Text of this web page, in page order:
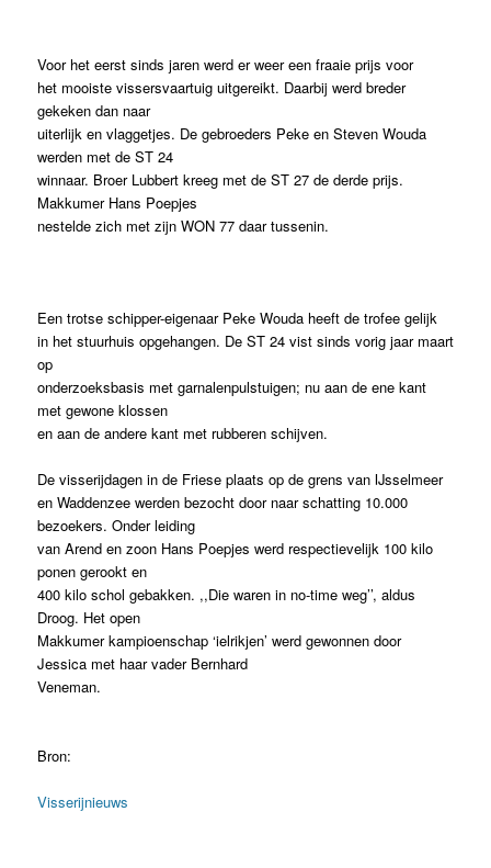
Voor het eerst sinds jaren werd er weer een fraaie prijs voor
het mooiste vissersvaartuig uitgereikt. Daarbij werd breder
gekeken dan naar
uiterlijk en vlaggetjes. De gebroeders Peke en Steven Wouda
werden met de ST 24
winnaar. Broer Lubbert kreeg met de ST 27 de derde prijs.
Makkumer Hans Poepjes
nestelde zich met zijn WON 77 daar tussenin.
Een trotse schipper-eigenaar Peke Wouda heeft de trofee gelijk
in het stuurhuis opgehangen. De ST 24 vist sinds vorig jaar maart
op
onderzoeksbasis met garnalenpulstuigen; nu aan de ene kant
met gewone klossen
en aan de andere kant met rubberen schijven.
De visserijdagen in de Friese plaats op de grens van IJsselmeer
en Waddenzee werden bezocht door naar schatting 10.000
bezoekers. Onder leiding
van Arend en zoon Hans Poepjes werd respectievelijk 100 kilo
ponen gerookt en
400 kilo schol gebakken. ,,Die waren in no-time weg’’, aldus
Droog. Het open
Makkumer kampioenschap ‘ielrikjen’ werd gewonnen door
Jessica met haar vader Bernhard
Veneman.
Bron:
Visserijnieuws